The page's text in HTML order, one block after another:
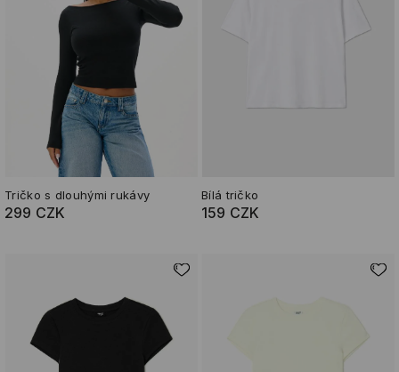
Tričko s dlouhými rukávy
299 CZK
Bílá tričko
159 CZK